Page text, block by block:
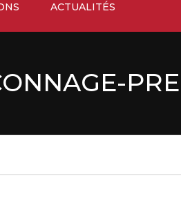
ACTUALITÉS